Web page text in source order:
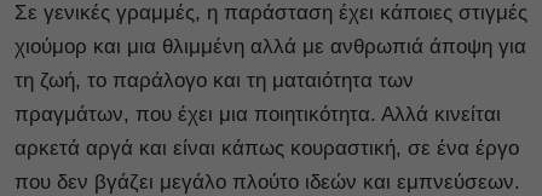
Σε γενικές γραμμές, η παράσταση έχει κάποιες στιγμές
χιούμορ και μια θλιμμένη αλλά με ανθρωπιά άποψη για
τη ζωή, το παράλογο και τη ματαιότητα των
πραγμάτων, που έχει μια ποιητικότητα. Αλλά κινείται
αρκετά αργά και είναι κάπως κουραστική, σε ένα έργο
που δεν βγάζει μεγάλο πλούτο ιδεών και εμπνεύσεων.